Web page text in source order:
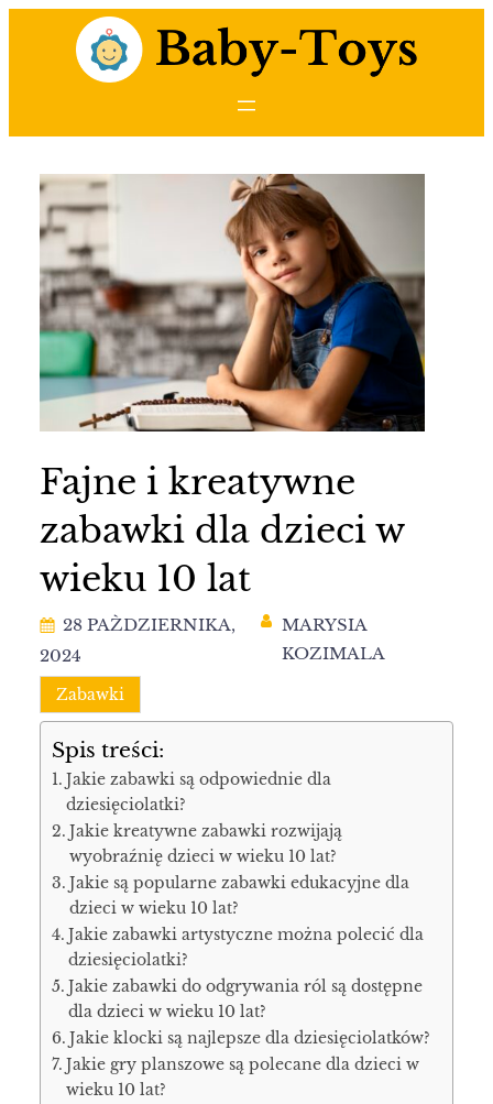
Fajne i kreatywne
zabawki dla dzieci w
wieku 10 lat
28 PAŹDZIERNIKA,
2024
MARYSIA
KOZIMALA
Zabawki
Spis treści:
Jakie zabawki są odpowiednie dla
dziesięciolatki?
Jakie kreatywne zabawki rozwijają
wyobraźnię dzieci w wieku 10 lat?
Jakie są popularne zabawki edukacyjne dla
dzieci w wieku 10 lat?
Jakie zabawki artystyczne można polecić dla
dziesięciolatki?
Jakie zabawki do odgrywania ról są dostępne
dla dzieci w wieku 10 lat?
Jakie klocki są najlepsze dla dziesięciolatków?
Jakie gry planszowe są polecane dla dzieci w
wieku 10 lat?